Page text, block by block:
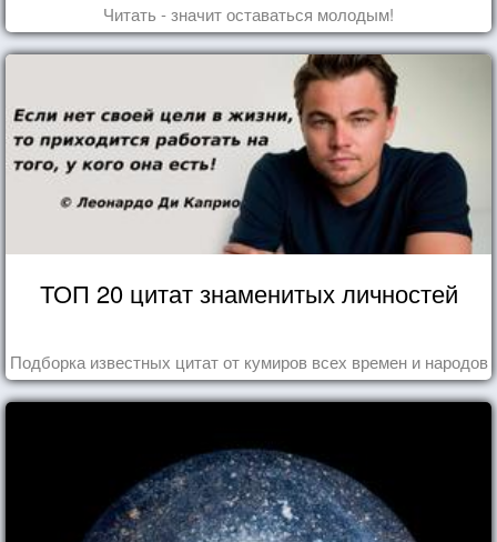
Читать - значит оставаться молодым!
ТОП 20 цитат знаменитых личностей
Подборка известных цитат от кумиров всех времен и народов